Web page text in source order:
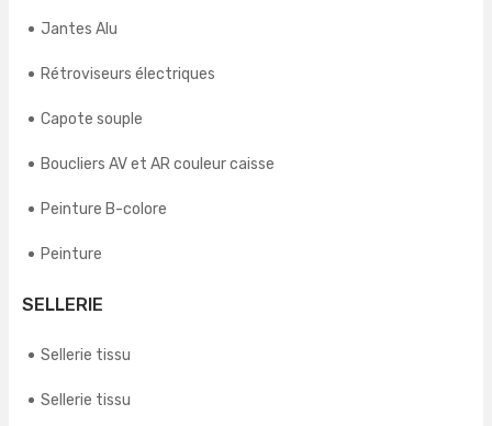
Jantes Alu
Rétroviseurs électriques
Capote souple
Boucliers AV et AR couleur caisse
Peinture B-colore
Peinture
SELLERIE
Sellerie tissu
Sellerie tissu